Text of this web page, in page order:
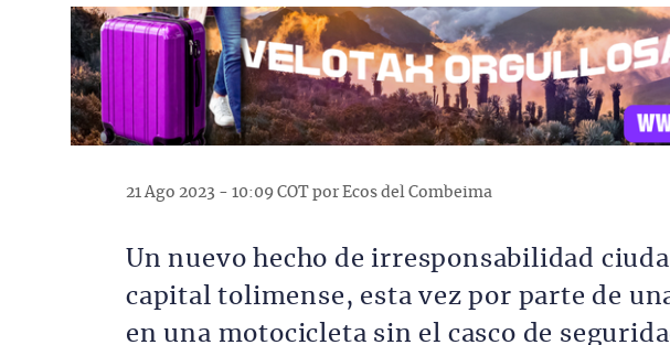
21 Ago 2023 - 10:09 COT por Ecos del Combeima
Un nuevo hecho de irresponsabilidad
capital tolimense, esta vez por parte de
en una motocicleta sin el casco de